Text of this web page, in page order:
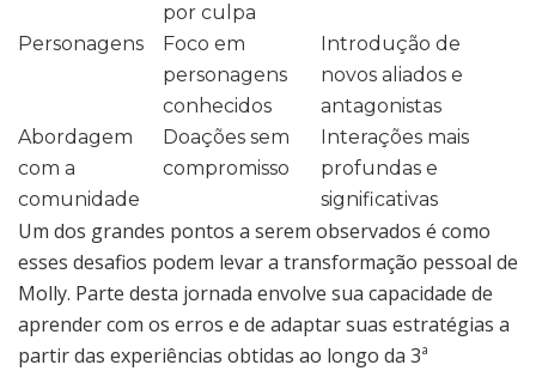
por culpa
Personagens
Foco em
personagens
conhecidos
Introdução de
novos aliados e
antagonistas
Abordagem
com a
comunidade
Doações sem
compromisso
Interações mais
profundas e
significativas
Um dos grandes pontos a serem observados é como
esses desafios podem levar a transformação pessoal de
Molly. Parte desta jornada envolve sua capacidade de
aprender com os erros e de adaptar suas estratégias a
partir das experiências obtidas ao longo da 3ª